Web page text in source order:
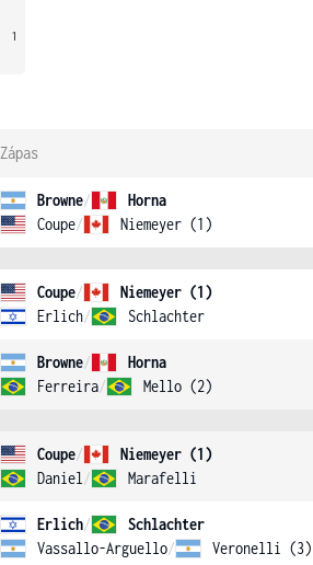
1
Zápas
Browne/
Horna
Coupe/ Niemeyer (1)
Coupe/
Niemeyer (1)
Erlich/ Schlachter
Browne/
Horna
Ferreira/ Mello (2)
Coupe/
Niemeyer (1)
Daniel / Marafelli
Erlich/
Schlachter
Vassallo-Arguello/ Veronelli (3)